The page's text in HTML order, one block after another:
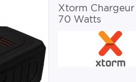
Xtorm
70 Watts